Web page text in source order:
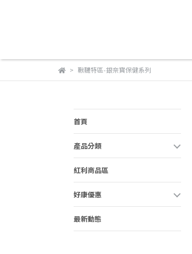
鞦韆特區-銀奈寳保健系列
首頁
產品分類
紅利商品區
好康優惠
最新動態